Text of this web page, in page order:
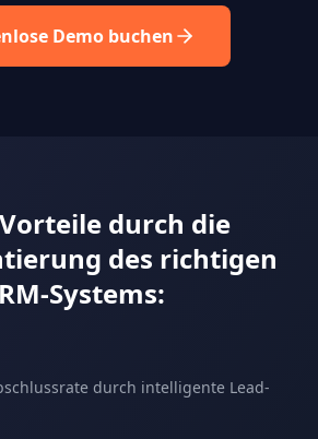
Demo buchen
durch die
des richtigen
Systems:
durch intelligente Lead-